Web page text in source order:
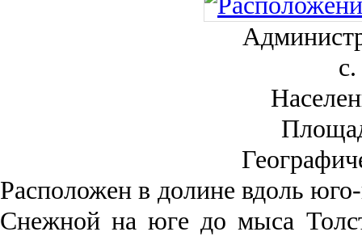
Рас­положен в долине вдоль
Снежной на юге до мыса